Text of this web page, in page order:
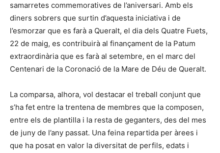
samarretes commemoratives de l’aniversari. Amb els
diners sobrers que surtin d’aquesta iniciativa i de
l’esmorzar que es farà a Queralt, el dia dels Quatre Fuets,
22 de maig, es contribuirà al finançament de la Patum
extraordinària que es farà al setembre, en el marc del
Centenari de la Coronació de la Mare de Déu de Queralt.
La comparsa, alhora, vol destacar el treball conjunt que
s’ha fet entre la trentena de membres que la composen,
entre els de plantilla i la resta de geganters, des del mes
de juny de l’any passat. Una feina repartida per àrees i
que ha posat en valor la diversitat de perfils, edats i